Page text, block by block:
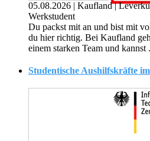
05.08.2026 | Kaufland|
Werkstudent
Du packst mit an und bist mit
du hier richtig. Bei Kaufland
einem starken Team und kannst